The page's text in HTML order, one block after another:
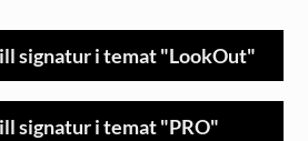
signatur i temat "LookOut"
signatur i temat "PRO"